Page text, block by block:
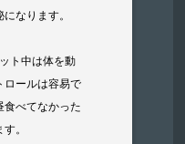
になります。
ト中は体を動
ールは容易で
べてなかった
す。